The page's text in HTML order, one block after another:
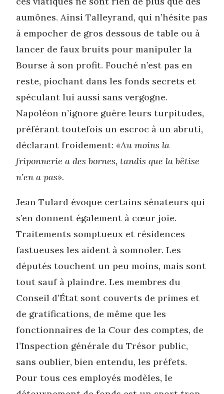
aumônes. Ainsi Talleyrand, qui n’hésite pas
à empocher de gros dessous de table ou à
lancer de faux bruits pour manipuler la
Bourse à son profit. Fouché n’est pas en
reste, piochant dans les fonds secrets et
spéculant lui aussi sans vergogne.
Napoléon n’ignore guère leurs turpitudes,
préférant toutefois un escroc à un abruti,
déclarant froidement:«Au moins la
friponnerie a des bornes, tandis que la bêtise
n’en a pas».
Jean Tulard évoque certains sénateurs qui
s’en donnent également à cœur joie.
Traitements somptueux et résidences
fastueuses les aident à somnoler. Les
députés touchent un peu moins, mais sont
tout sauf à plaindre. Les membres du
Conseil d’État sont couverts de primes et
de gratifications, de même que les
fonctionnaires de la Cour des comptes, de
l’Inspection générale du Trésor public,
sans oublier, bien entendu, les préfets.
Pour tous ces employés modèles, le